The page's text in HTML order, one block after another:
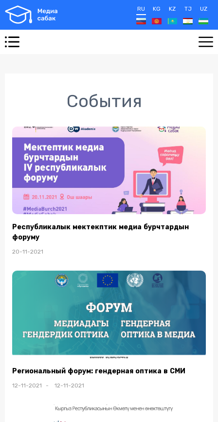
RU KG KZ TJ UZ
События
Республикалык мектекптик медиа бурчтардын
форуму
20-11-2021
Региональный форум: гендерная оптика в СМИ
12-11-2021 - 12-11-2021